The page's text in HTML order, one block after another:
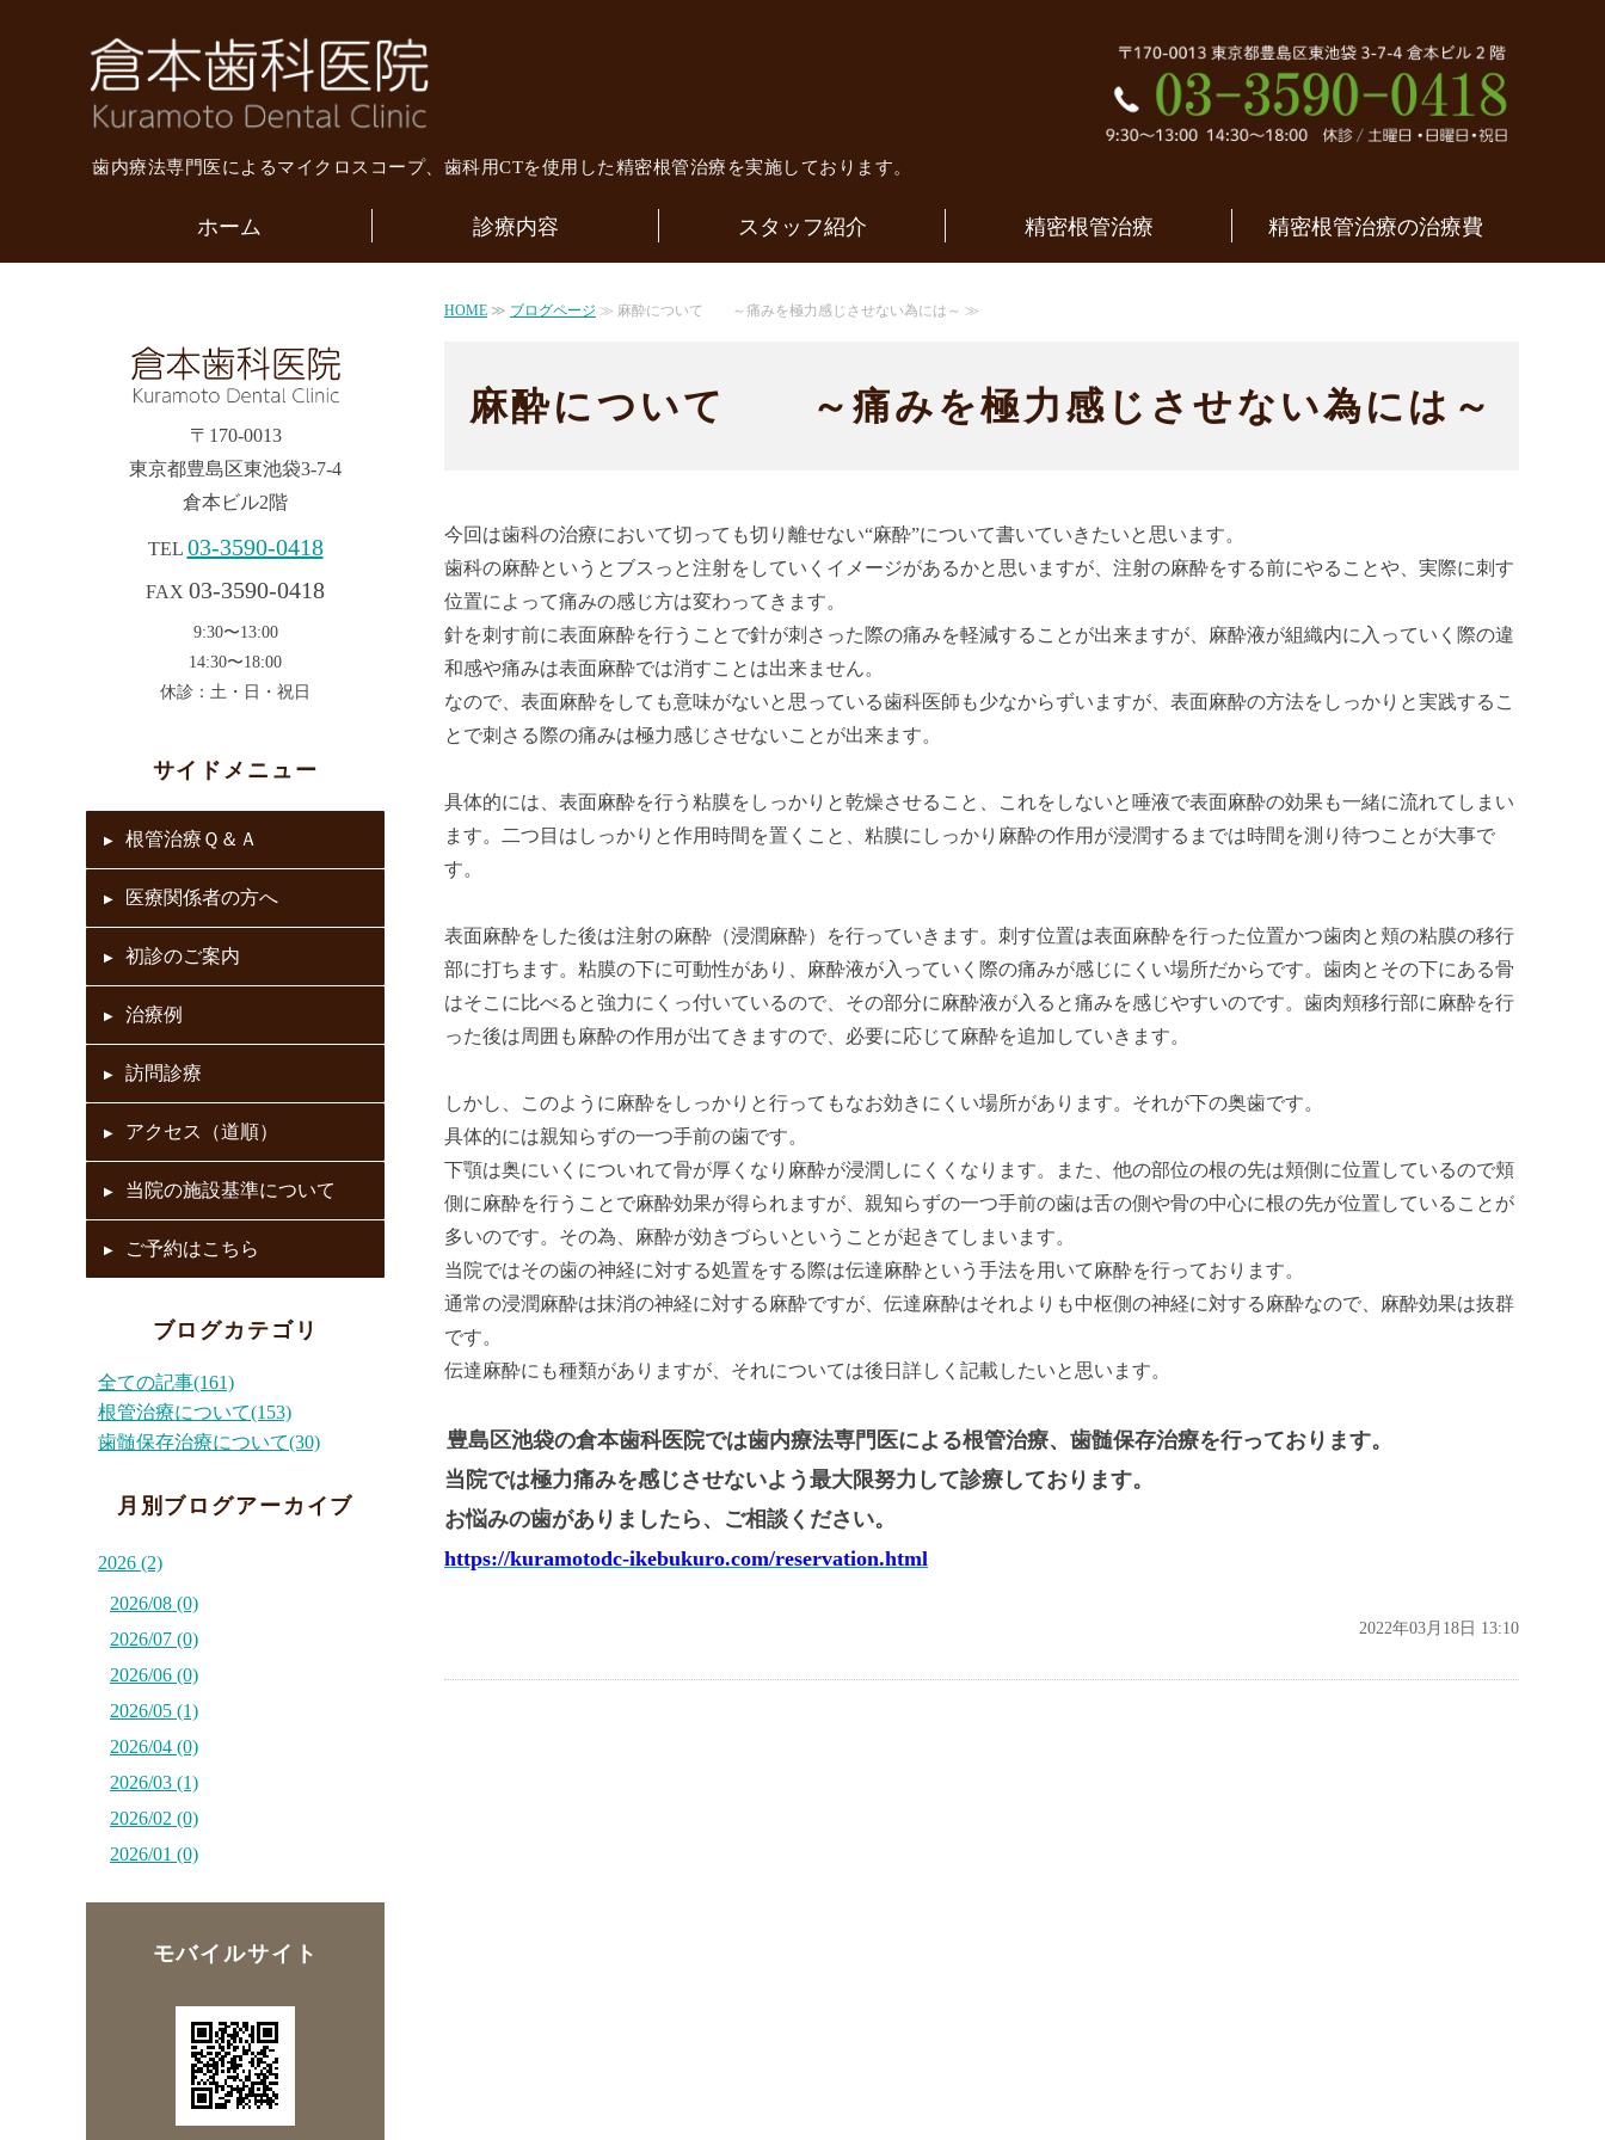
倉本歯科医院｜歯内療法専門医による精密根管治療｜東京都
歯内療法専門医によるマイクロスコープ、歯科用CTを使用した精密根管治療を実施しております。
ホーム 診療内容 スタッフ紹介 精密根管治療 精密根管治療の治療費
HOME ≫ ブログページ ≫ 麻酔について ～痛みを極力感じさせない為には～ ≫
麻酔について ～痛みを極力感じさせない為には～
今回は歯科の治療において切っても切り離せない“麻酔”について書いていきたいと思います。
歯科の麻酔というとブスっと注射をしていくイメージがあるかと思いますが、注射の麻酔をする前にやることや、実際に刺す
位置によって痛みの感じ方は変わってきます。
針を刺す前に表面麻酔を行うことで針が刺さった際の痛みを軽減することが出来ますが、麻酔液が組織内に入っていく際の違
和感や痛みは表面麻酔では消すことは出来ません。
なので、表面麻酔をしても意味がないと思っている歯科医師も少なからずいますが、表面麻酔の方法をしっかりと実践するこ
とで刺さる際の痛みは極力感じさせないことが出来ます。
具体的には、表面麻酔を行う粘膜をしっかりと乾燥させること、これをしないと唾液で表面麻酔の効果も一緒に流れてしまい
ます。二つ目はしっかりと作用時間を置くこと、粘膜にしっかり麻酔の作用が浸潤するまでは時間を測り待つことが大事で
す。
表面麻酔をした後は注射の麻酔（浸潤麻酔）を行っていきます。刺す位置は表面麻酔を行った位置かつ歯肉と頬の粘膜の移行
部に打ちます。粘膜の下に可動性があり、麻酔液が入っていく際の痛みが感じにくい場所だからです。歯肉とその下にある骨
はそこに比べると強力にくっ付いているので、その部分に麻酔液が入ると痛みを感じやすいのです。歯肉頬移行部に麻酔を行
った後は周囲も麻酔の作用が出てきますので、必要に応じて麻酔を追加していきます。
しかし、このように麻酔をしっかりと行ってもなお効きにくい場所があります。それが下の奥歯です。
具体的には親知らずの一つ手前の歯です。
下顎は奥にいくについれて骨が厚くなり麻酔が浸潤しにくくなります。また、他の部位の根の先は頬側に位置しているので頬
側に麻酔を行うことで麻酔効果が得られますが、親知らずの一つ手前の歯は舌の側や骨の中心に根の先が位置していることが
多いのです。その為、麻酔が効きづらいということが起きてしまいます。
当院ではその歯の神経に対する処置をする際は伝達麻酔という手法を用いて麻酔を行っております。
通常の浸潤麻酔は抹消の神経に対する麻酔ですが、伝達麻酔はそれよりも中枢側の神経に対する麻酔なので、麻酔効果は抜群
です。
伝達麻酔にも種類がありますが、それについては後日詳しく記載したいと思います。
豊島区池袋の倉本歯科医院では歯内療法専門医による根管治療、歯髄保存治療を行っております。
当院では極力痛みを感じさせないよう最大限努力して診療しております。
お悩みの歯がありましたら、ご相談ください。
https://kuramotodc-ikebukuro.com/reservation.html
2022年03月18日 13:10
〒170-0013
東京都豊島区東池袋3-7-4
倉本ビル2階
TEL 03-3590-0418
FAX 03-3590-0418
9:30〜13:00
14:30〜18:00
休診：土・日・祝日
サイドメニュー
根管治療Ｑ＆Ａ
医療関係者の方へ
初診のご案内
治療例
訪問診療
アクセス（道順）
当院の施設基準について
ご予約はこちら
ブログカテゴリ
全ての記事(161)
根管治療について(153)
歯髄保存治療について(30)
月別ブログアーカイブ
2026 (2)
2026/08 (0)
2026/07 (0)
2026/06 (0)
2026/05 (1)
2026/04 (0)
2026/03 (1)
2026/02 (0)
2026/01 (0)
モバイルサイト